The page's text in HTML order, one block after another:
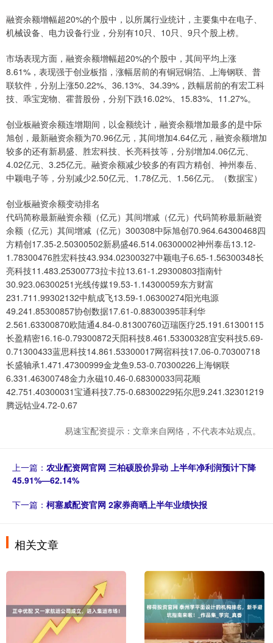
融资余额增幅超20%的个股中，以所属行业统计，主要集中在电子、
机械设备、电力设备行业，分别有10只、10只、9只个股上榜。
市场表现方面，融资余额增幅超20%的个股中，其间平均上涨
8.61%，表现强于创业板指，涨幅居前的有铜冠铜箔、上海钢联、普
联软件，分别上涨50.22%、36.13%、34.39%，跌幅居前的有宏工科
技、乖宝宠物、霍普股份，分别下跌16.02%、15.83%、11.27%。
创业板融资余额连增期间，以金额统计，融资余额增加最多的是中际
旭创，最新融资余额为70.96亿元，其间增加4.64亿元，融资余额增加
较多的还有新易盛、胜宏科技、长亮科技等，分别增加4.06亿元、
4.02亿元、3.25亿元。融资余额减少较多的有四方精创、神州泰岳、
中颖电子等，分别减少2.50亿元、1.78亿元、1.56亿元。（数据宝）
创业板融资余额变动排名
代码简称最新融资余额（亿元）其间增减（亿元）代码简称最新融资
余额（亿元）其间增减（亿元）300308中际旭创70.964.64300468四
方精创17.35-2.50300502新易盛46.514.06300002神州泰岳13.12-
1.78300476胜宏科技43.934.02300327中颖电子6.65-1.56300348长
亮科技11.483.25300773拉卡拉13.61-1.29300803指南针
30.923.06300251光线传媒19.53-1.14300059东方财富
231.711.99302132中航成飞13.59-1.06300274阳光电源
49.241.85300857协创数据17.61-0.88300395菲利华
2.561.63300870欧陆通4.84-0.81300760迈瑞医疗25.191.61300115
长盈精密16.16-0.79300872天阳科技8.461.53300328宜安科技5.69-
0.71300433蓝思科技14.861.53300017网宿科技17.06-0.70300718
长盛轴承1.471.47300999金龙鱼9.53-0.70300226上海钢联
6.331.46300748金力永磁10.46-0.68300033同花顺
42.751.40300031宝通科技7.75-0.68300229拓尔思9.241.32301219
腾远钴业4.72-0.67
易速宝配资提示：文章来自网络，不代表本站观点。
上一篇： 农业配资网官网 三柏硕股价异动 上半年净利润预计下降
45.91%—62.14%
下一篇： 柯塞威配资官网 2家券商晒上半年业绩快报
相关文章